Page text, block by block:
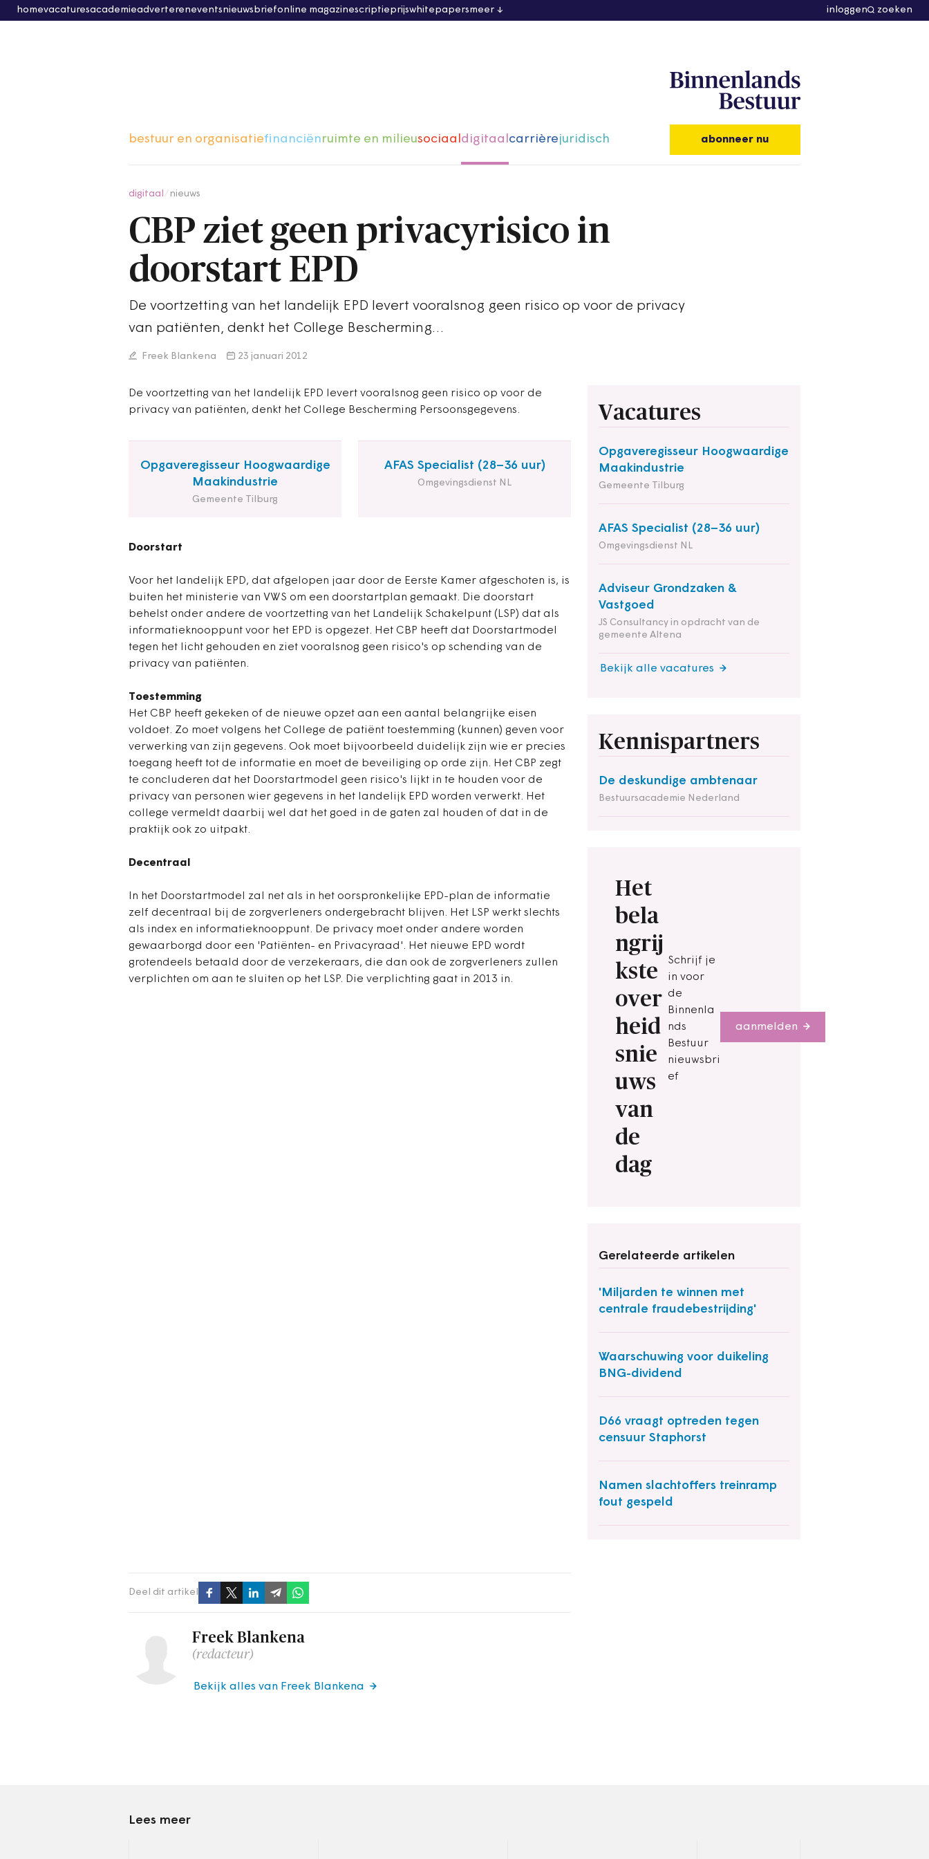
homevacaturesacademieadvertereneventsnieuwsbriefonline magazinescriptieprijswhitepapersmeer inloggen zoeken
bestuur en organisatiefinanciënruimte en milieusociaaldigitaalcarrièrejuridisch abonneer nu
digitaal nieuws
CBP ziet geen privacyrisico in
doorstart EPD
De voortzetting van het landelijk EPD levert vooralsnog geen risico op voor de privacy
van patiënten, denkt het College Bescherming…
Freek Blankena 23 januari 2012
De voortzetting van het landelijk EPD levert vooralsnog geen risico op voor de
privacy van patiënten, denkt het College Bescherming Persoonsgegevens.
Opgaveregisseur Hoogwaardige
Maakindustrie
Gemeente Tilburg
AFAS Specialist (28–36 uur)
Omgevingsdienst NL
Doorstart
Vacatures
Opgaveregisseur Hoogwaardige
Maakindustrie
Gemeente Tilburg
AFAS Specialist (28–36 uur)
Omgevingsdienst NL
Adviseur Grondzaken &
Vastgoed
JS Consultancy in opdracht van de
gemeente Altena
Bekijk alle vacatures
Kennispartners
De deskundige ambtenaar
Bestuursacademie Nederland
Het
bela
ngrij
kste
over
heid
snie
uws
van
de
dag
Schrijf je
in voor
de
Binnenla
nds
Bestuur
nieuwsbri
ef
aanmelden
Gerelateerde artikelen
'Miljarden te winnen met
centrale fraudebestrijding'
Waarschuwing voor duikeling
BNG-dividend
D66 vraagt optreden tegen
censuur Staphorst
Namen slachtoffers treinramp
fout gespeld
Voor het landelijk EPD, dat afgelopen jaar door de Eerste Kamer afgeschoten is, is
buiten het ministerie van VWS om een doorstartplan gemaakt. Die doorstart
behelst onder andere de voortzetting van het Landelijk Schakelpunt (LSP) dat als
informatieknooppunt voor het EPD is opgezet. Het CBP heeft dat Doorstartmodel
tegen het licht gehouden en ziet vooralsnog geen risico's op schending van de
privacy van patiënten.
Toestemming
Het CBP heeft gekeken of de nieuwe opzet aan een aantal belangrijke eisen
voldoet. Zo moet volgens het College de patiënt toestemming (kunnen) geven voor
verwerking van zijn gegevens. Ook moet bijvoorbeeld duidelijk zijn wie er precies
toegang heeft tot de informatie en moet de beveiliging op orde zijn. Het CBP zegt
te concluderen dat het Doorstartmodel geen risico's lijkt in te houden voor de
privacy van personen wier gegevens in het landelijk EPD worden verwerkt. Het
college vermeldt daarbij wel dat het goed in de gaten zal houden of dat in de
praktijk ook zo uitpakt.
Decentraal
In het Doorstartmodel zal net als in het oorspronkelijke EPD-plan de informatie
zelf decentraal bij de zorgverleners ondergebracht blijven. Het LSP werkt slechts
als index en informatieknooppunt. De privacy moet onder andere worden
gewaarborgd door een 'Patiënten- en Privacyraad'. Het nieuwe EPD wordt
grotendeels betaald door de verzekeraars, die dan ook de zorgverleners zullen
verplichten om aan te sluiten op het LSP. Die verplichting gaat in 2013 in.
Deel dit artikel
Freek Blankena
(redacteur)
Bekijk alles van Freek Blankena
Lees meer